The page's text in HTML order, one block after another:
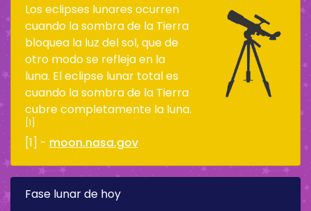
Los eclipses lunares ocurren
cuando la sombra de la Tierra
bloquea la luz del sol, que de
otro modo se refleja en la
luna. El eclipse lunar total es
cuando la sombra de la Tierra
cubre completamente la luna.
[1]
[1] - moon.nasa.gov
Fase lunar de hoy